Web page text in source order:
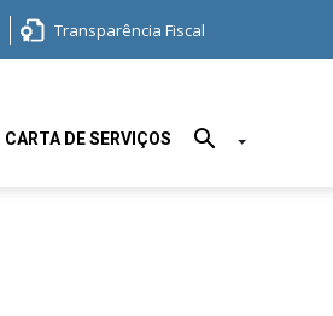
Transparência Fiscal
CARTA DE SERVIÇOS